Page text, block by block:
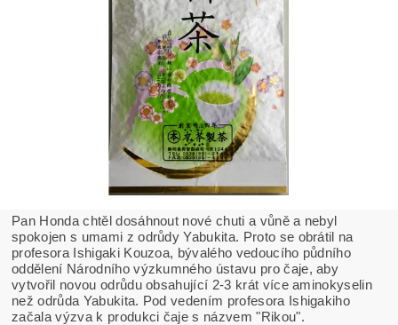
Pan Honda chtěl dosáhnout nové chuti a vůně a nebyl
spokojen s umami z odrůdy Yabukita. Proto se obrátil na
profesora Ishigaki Kouzoa, bývalého vedoucího půdního
oddělení Národního výzkumného ústavu pro čaje, aby
vytvořil novou odrůdu obsahující 2-3 krát více aminokyselin
než odrůda Yabukita. Pod vedením profesora Ishigakiho
začala výzva k produkci čaje s názvem "Rikou".